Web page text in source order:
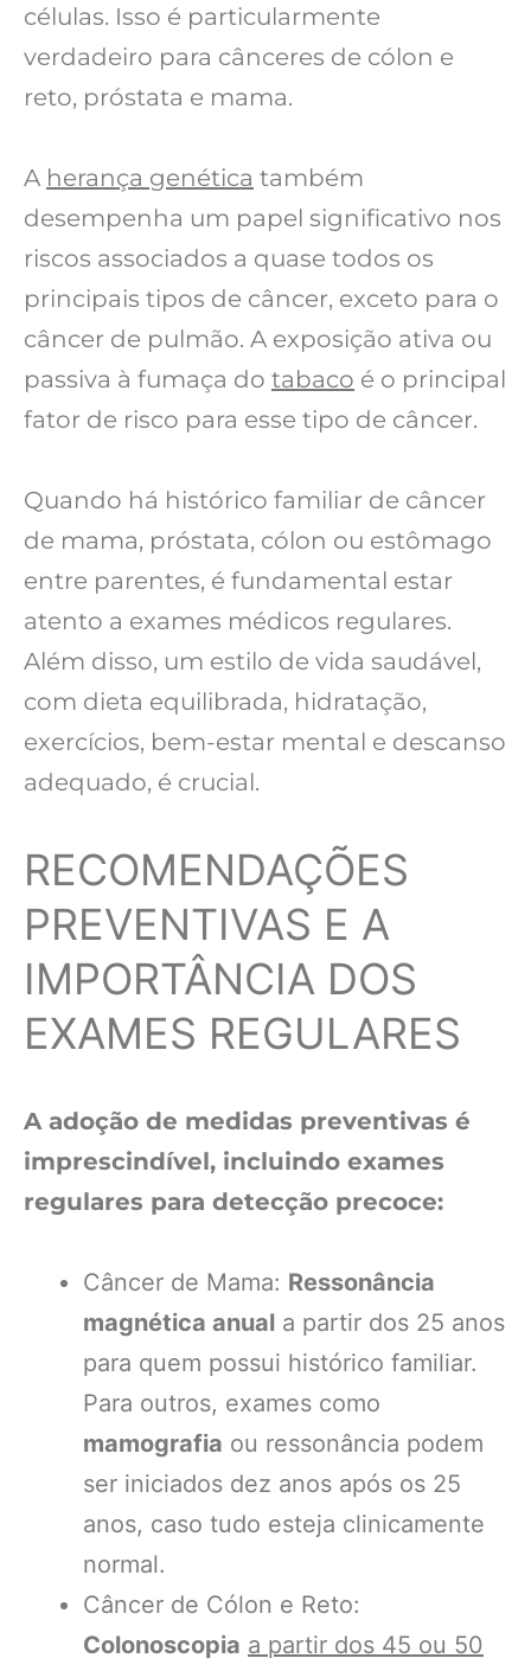
células. Isso é particularmente
verdadeiro para cânceres de cólon e
reto, próstata e mama.
A herança genética também
desempenha um papel significativo nos
riscos associados a quase todos os
principais tipos de câncer, exceto para o
câncer de pulmão. A exposição ativa ou
passiva à fumaça do tabaco é o principal
fator de risco para esse tipo de câncer.
Quando há histórico familiar de câncer
de mama, próstata, cólon ou estômago
entre parentes, é fundamental estar
atento a exames médicos regulares.
Além disso, um estilo de vida saudável,
com dieta equilibrada, hidratação,
exercícios, bem-estar mental e descanso
adequado, é crucial.
RECOMENDAÇÕES
PREVENTIVAS E A
IMPORTÂNCIA DOS
EXAMES REGULARES
A adoção de medidas preventivas é
imprescindível, incluindo exames
regulares para detecção precoce:
Câncer de Mama: Ressonância
magnética anual a partir dos 25 anos
para quem possui histórico familiar.
Para outros, exames como
mamografia ou ressonância podem
ser iniciados dez anos após os 25
anos, caso tudo esteja clinicamente
normal.
Câncer de Cólon e Reto:
Colonoscopia a partir dos 45 ou 50